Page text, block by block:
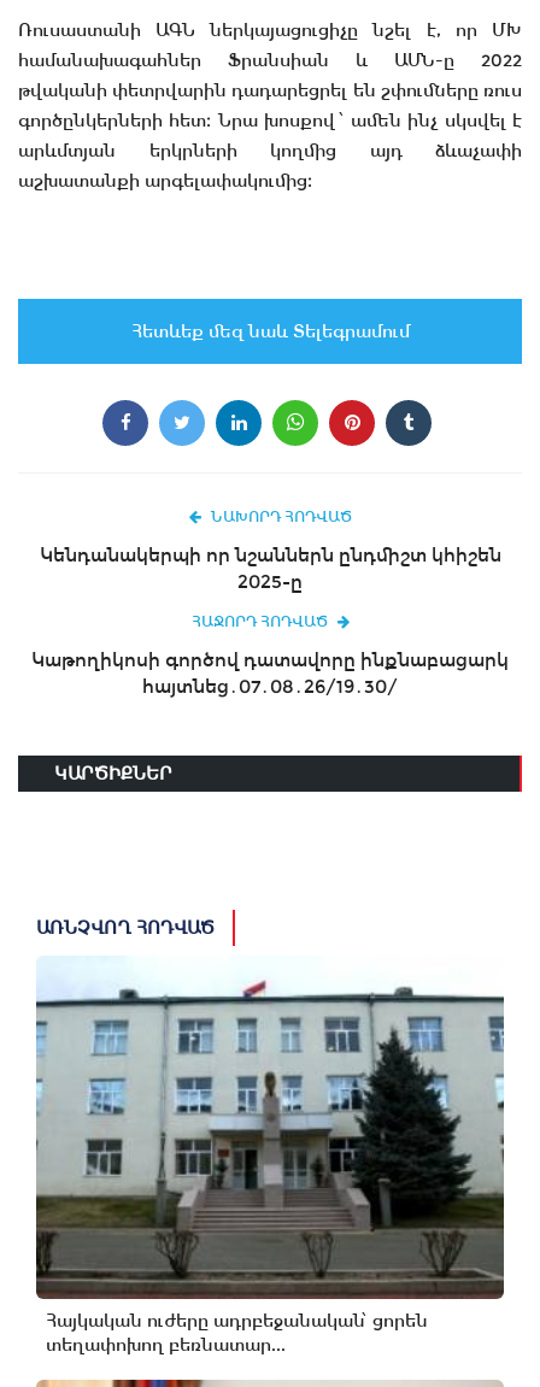
Ռուսաստանի ԱԳՆ ներկայացուցիչը նշել է, որ ՄԽ
համանախագահներ Ֆրանսիան և ԱՄՆ-ը 2022
թվականի փետրվարին դադարեցրել են շփումները ռուս
գործընկերների հետ։ Նրա խոսքով ՝ ամեն ինչ սկսվել է
արևմտյան երկրների կողմից այդ ձևաչափի
աշխատանքի արգելափակումից։
Հետևեք մեզ նաև Տելեգրամում
ՆԱԽՈՐԴ ՀՈԴՎԱԾ
Կենդանակերպի որ նշաններն ընդմիշտ կհիշեն
2025-ը
ՀԱՋՈՐԴ ՀՈԴՎԱԾ
Կաթողիկոսի գործով դատավորը ինքնաբացարկ
հայտնեց․07․08․26/19․30/
ԿԱՐԾԻՔՆԵՐ
ԱՌՆՉՎՈՂ ՀՈԴՎԱԾ
Հայկական ուժերը ադրբեջանական՝ ցորեն
տեղափոխող բեռնատար...